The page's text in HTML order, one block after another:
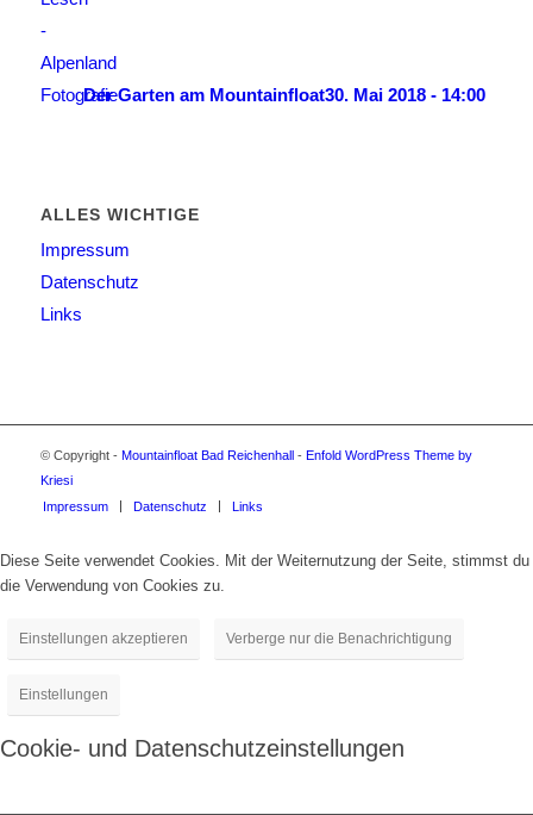
Der Garten am Mountainfloat30. Mai 2018 - 14:00
ALLES WICHTIGE
Impressum
Datenschutz
Links
© Copyright - Mountainfloat Bad Reichenhall - Enfold WordPress Theme by
Kriesi
Impressum
Datenschutz Links
Diese Seite verwendet Cookies. Mit der Weiternutzung der Seite, stimmst du
die Verwendung von Cookies zu.
Einstellungen akzeptieren Verberge nur die Benachrichtigung
Einstellungen
Cookie- und Datenschutzeinstellungen